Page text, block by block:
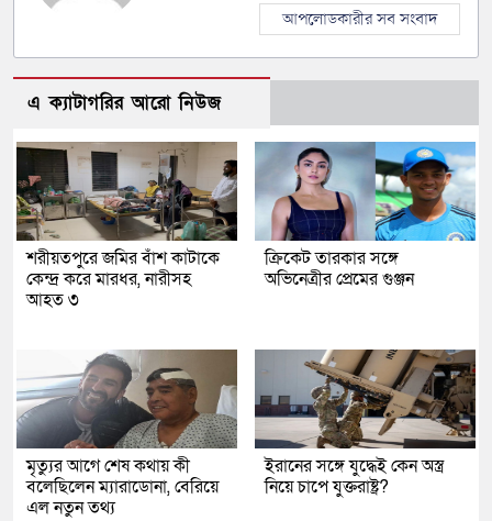
আপলোডকারীর সব সংবাদ
এ ক্যাটাগরির আরো নিউজ
শরীয়তপুরে জমির বাঁশ কাটাকে
কেন্দ্র করে মারধর, নারীসহ
আহত ৩
ক্রিকেট তারকার সঙ্গে
অভিনেত্রীর প্রেমের গুঞ্জন
মৃত্যুর আগে শেষ কথায় কী
বলেছিলেন ম্যারাডোনা, বেরিয়ে
এল নতুন তথ্য
ইরানের সঙ্গে যুদ্ধেই কেন অস্ত্র
নিয়ে চাপে যুক্তরাষ্ট্র?